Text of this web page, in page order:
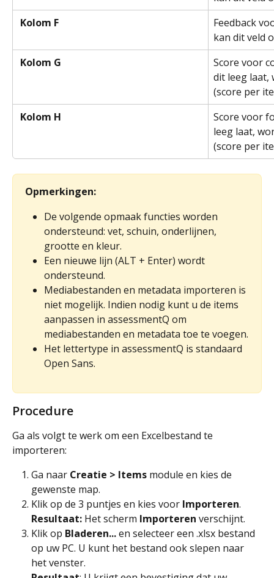
Kolom F
Feedback
kan dit veld
Kolom G
Score voor
dit leeg laat,
(score per
Kolom H
Score voor
leeg laat,
(score per
Opmerkingen:
De volgende opmaak functies worden
ondersteund: vet, schuin, onderlijnen,
grootte en kleur.
Een nieuwe lijn (ALT + Enter) wordt
ondersteund.
Mediabestanden en metadata importeren is
niet mogelijk. Indien nodig kunt u de items
aanpassen in assessmentQ om
mediabestanden en metadata toe te voegen.
Het lettertype in assessmentQ is standaard
Open Sans.
Procedure
Ga als volgt te werk om een Excelbestand te
importeren:
Ga naar Creatie > Items module en kies de
gewenste map.
Klik op de 3 puntjes en kies voor Importeren.
Resultaat: Het scherm Importeren verschijnt.
Klik op Bladeren... en selecteer een .xlsx bestand
op uw PC. U kunt het bestand ook slepen naar
het venster.